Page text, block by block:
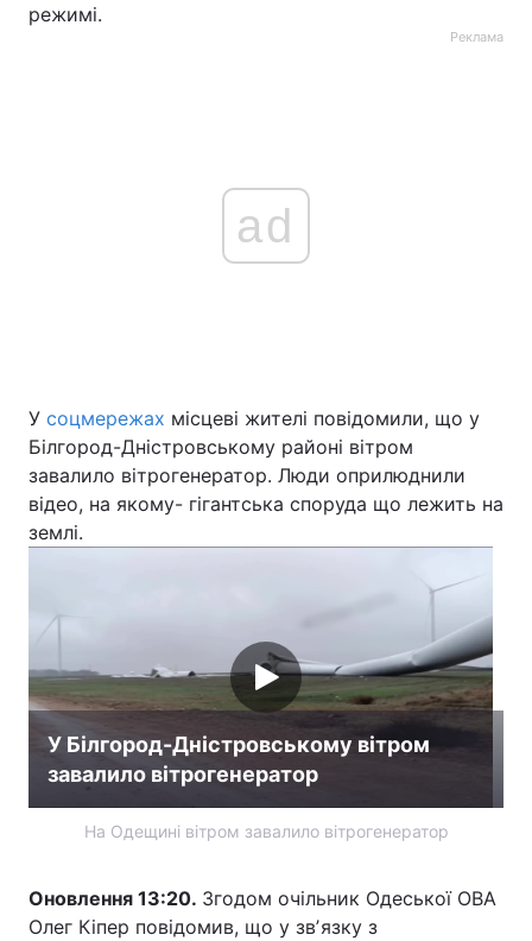
режимі.
Реклама
ad
У соцмережах місцеві жителі повідомили, що у
Білгород-Дністровському районі вітром
завалило вітрогенератор. Люди оприлюднили
відео, на якому- гігантська споруда що лежить на
землі.
У Білгород-Дністровському вітром
завалило вітрогенератор
На Одещині вітром завалило вітрогенератор
Оновлення 13:20. Згодом очільник Одеської ОВА
Олег Кіпер повідомив, що у звʼязку з